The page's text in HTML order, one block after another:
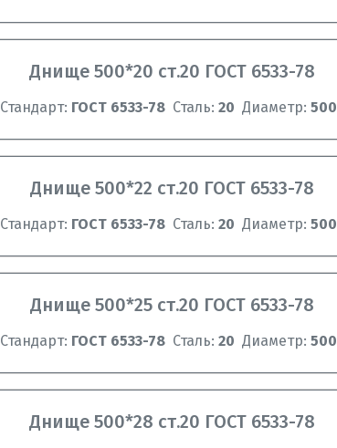
Днище 500*20 ст.20 ГОСТ 6533-78
Стандарт: ГОСТ 6533-78 Сталь:20 Диаметр:500
Днище 500*22 ст.20 ГОСТ 6533-78
Стандарт: ГОСТ 6533-78 Сталь:20 Диаметр:500
Днище 500*25 ст.20 ГОСТ 6533-78
Стандарт: ГОСТ 6533-78 Сталь:20 Диаметр:500
Днище 500*28 ст.20 ГОСТ 6533-78